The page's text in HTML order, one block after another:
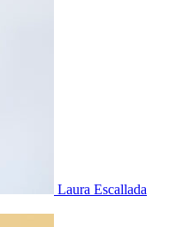
Laura Escallada